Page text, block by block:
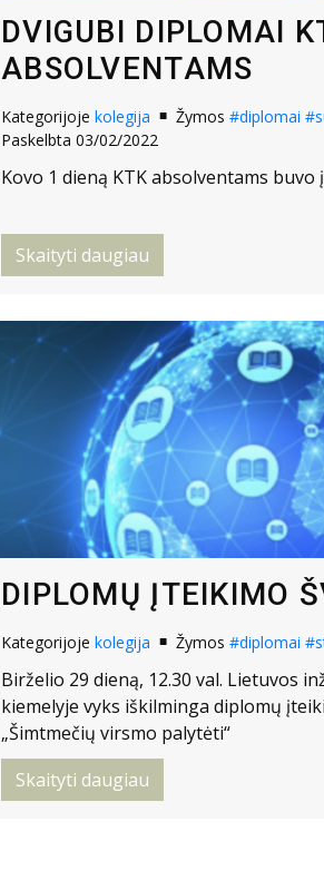
DVIGUBI DIPLOMAI
ABSOLVENTAMS
Kategorijoje kolegija Žymos #diplomai
Paskelbta 03/02/2022
Kovo 1 dieną KTK absolventams
Skaityti daugiau
DIPLOMŲ ĮTEIKIMO
Kategorijoje kolegija Žymos #diplomai
Birželio 29 dieną, 12.30 val. Lietuvos
kiemelyje vyks iškilminga diplomų
„Šimtmečių virsmo palytėti“
Skaityti daugiau